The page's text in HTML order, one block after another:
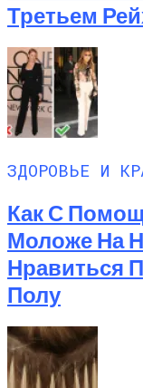
Третьем
ЗДОРОВЬЕ И
Как С
Моложе На
Нравиться
Полу